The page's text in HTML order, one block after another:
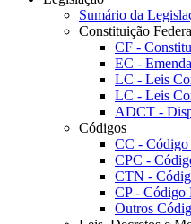
Sumário da
Constituição
CF -
EC -
LC - Leis
LC - Leis
ADCT -
Códigos
CC -
CPC -
CTN -
CP - Código
Outros